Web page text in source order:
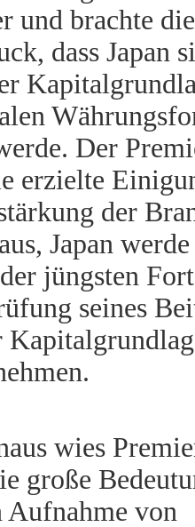
und brachte
dass Japan
Der
erzielte
der
Japan
jüngsten
seines
wies
große
Aufnahme von